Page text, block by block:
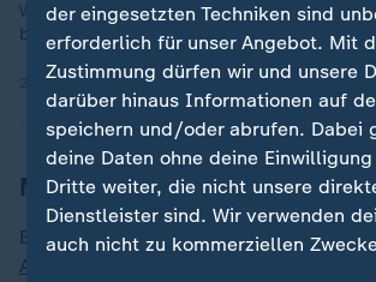
Weltweit ist fast jedes fünfte Kind von
betroffen. Das gab das UN-Kinderhilfswerk
20.11.2025 | 0:30 min
Mangel an Wasser in Kabul
Bereits vor der Machtübernahme der
Afghanistan
der eingesetzten Techniken sind
erforderlich für unser Angebot. Mit
Zustimmung dürfen wir und unsere
darüber hinaus Informationen auf
speichern und/oder abrufen. Dabei
deine Daten ohne deine
Dritte weiter, die nicht unsere
Dienstleister sind. Wir verwenden
auch nicht zu kommerziellen